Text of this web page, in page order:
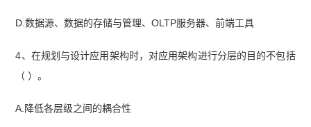
D.数据源、数据的存储与管理、OLTP服务器、前端工具
4、在规划与设计应用架构时，对应用架构进行分层的目的不包括
（ ）。
A.降低各层级之间的耦合性